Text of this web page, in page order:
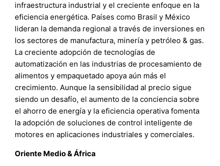
infraestructura industrial y el creciente enfoque en la
eficiencia energética. Países como Brasil y México
lideran la demanda regional a través de inversiones en
los sectores de manufactura, minería y petróleo & gas.
La creciente adopción de tecnologías de
automatización en las industrias de procesamiento de
alimentos y empaquetado apoya aún más el
crecimiento. Aunque la sensibilidad al precio sigue
siendo un desafío, el aumento de la conciencia sobre
el ahorro de energía y la eficiencia operativa fomenta
la adopción de soluciones de control inteligente de
motores en aplicaciones industriales y comerciales.
Oriente Medio & África